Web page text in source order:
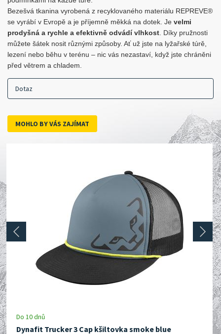
Bezešvá tkanina vyrobená z recyklovaného materiálu REPREVE®
se vyrábí v Evropě a je příjemně měkká na dotek. Je velmi
prodyšná a rychle a efektivně odvádí vlhkost . Díky pružnosti
můžete šátek nosit různými způsoby. Ať už jste na lyžařské túrě,
lezení nebo běhu v terénu – nic vás nezastaví, když jste chráněni
před větrem a chladem.
Dotaz
MOHLO BY VÁS ZAJÍMAT
Do 10 dnů
Dynafit Trucker 3 Cap kšiltovka smoke blue
prev next